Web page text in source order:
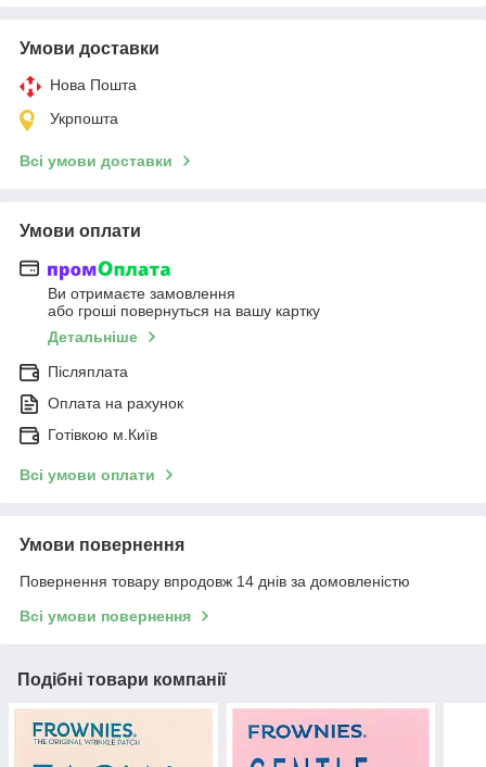
Умови доставки
Нова Пошта
Укрпошта
Всі умови доставки
Умови оплати
Ви отримаєте замовлення
або гроші повернуться на вашу картку
Детальніше
Післяплата
Оплата на рахунок
Готівкою м.Київ
Всі умови оплати
Умови повернення
Повернення товару впродовж 14 днів за домовленістю
Всі умови повернення
Подібні товари компанії